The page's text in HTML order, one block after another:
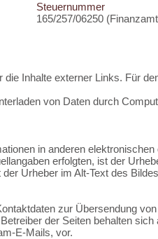
Steuernummer
165/257/06250
Inhalte externer Links. Für
von Daten durch
in anderen
erfolgten, ist der
Urheber im Alt-Text des
zur Übersendung
der Seiten behalten
E-Mails, vor.